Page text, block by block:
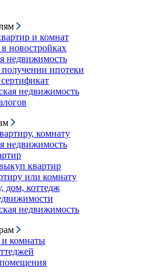
и комнат
новостройках
недвижимость
ипотеки
недвижимость
комнату
недвижимость
квартир
или комнату
дом, коттедж
недвижимость
комнаты